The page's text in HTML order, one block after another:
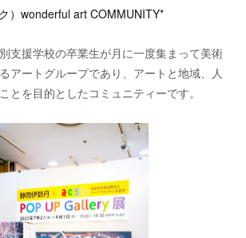
）wonderful art COMMUNITY*
支援学校の卒業生が月に一度集まって美術
アートグループであり、アートと地域、人
とを目的としたコミュニティーです。